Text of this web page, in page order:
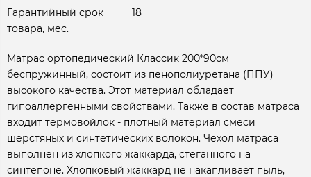
Гарантийный срок
товара, мес.
18
Матрас ортопедический Классик 200*90см
беспружинный, состоит из пенополиуретана (ППУ)
высокого качества. Этот материал обладает
гипоаллергенными свойствами. Также в состав матраса
входит термовойлок - плотный материал смеси
шерстяных и синтетических волокон. Чехол матраса
выполнен из хлопкого жаккарда, стеганного на
синтепоне. Хлопковый жаккард не накапливает пыль,